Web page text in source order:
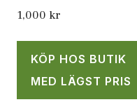
1,000 kr
KÖP HOS BUTIK
MED LÄGST PRIS